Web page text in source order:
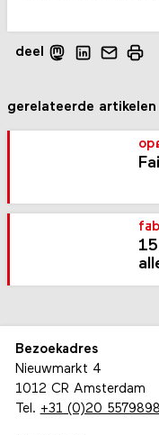
deel
gerelateerde artikelen
Bezoekadres
Nieuwmarkt 4
1012 CR Amsterdam
Tel. +31 (0)20 5579898